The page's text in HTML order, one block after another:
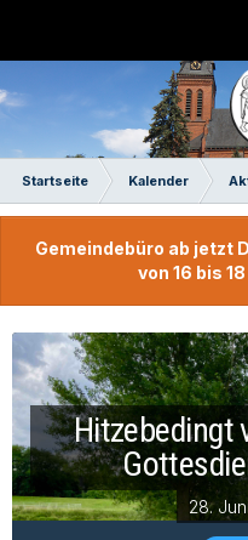
Startseite Kalender
Gemeindebüro ab jetzt
von 16 bis
Hitzebedingt
28.